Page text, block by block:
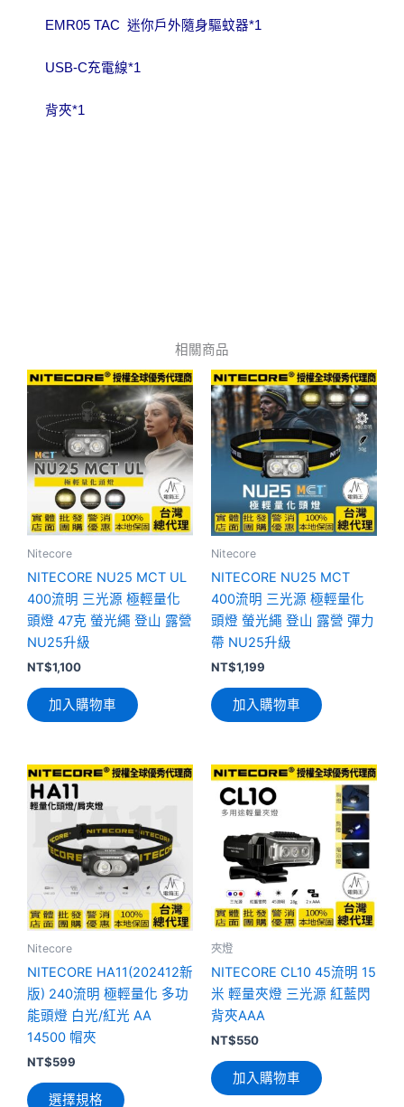
EMR05 TAC 迷你戶外隨身驅蚊器*1
USB-C充電線*1
背夾*1
相關商品
Nitecore
NITECORE NU25 MCT UL
400流明 三光源 極輕量化
頭燈 47克 螢光繩 登山 露營
NU25升級
NT$1,100
加入購物車
Nitecore
NITECORE NU25 MCT
400流明 三光源 極輕量化
頭燈 螢光繩 登山 露營 彈力
帶 NU25升級
NT$1,199
加入購物車
Nitecore
NITECORE HA11(202412新
版) 240流明 極輕量化 多功
能頭燈 白光/紅光 AA
14500 帽夾
NT$599
選擇規格
此
有
多
種
款
式。
在
產
品
擇
夾燈
NITECORE CL10 45流明 15
米 輕量夾燈 三光源 紅藍閃
背夾AAA
NT$550
加入購物車